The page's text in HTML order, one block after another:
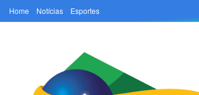
Home Notícias Esportes